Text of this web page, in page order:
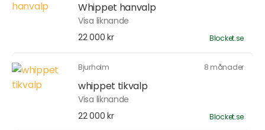
Whippet hanvalp
Visa liknande
22 000 kr
Blocket.se
Bjurholm 8 månader
whippet tikvalp
Visa liknande
22 000 kr
Blocket.se